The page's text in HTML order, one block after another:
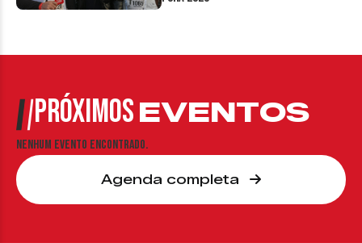
PRÓXIMOSEVENTOS
Nenhum evento encontrado.
Agenda completa